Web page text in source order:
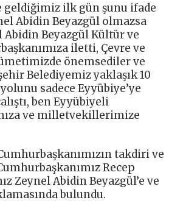
geldiğimiz ilk gün şunu ifade
Abidin Beyazgül olmazsa
Abidin Beyazgül Kültür ve
iletti, Çevre ve
önemsediler ve
Belediyemiz yaklaşık 10
sadece Eyyübiye’ye
ben Eyyübiyeli
ve milletvekillerimize
takdiri ve
Recep
Zeynel Abidin Beyazgül’e ve
bulundu.